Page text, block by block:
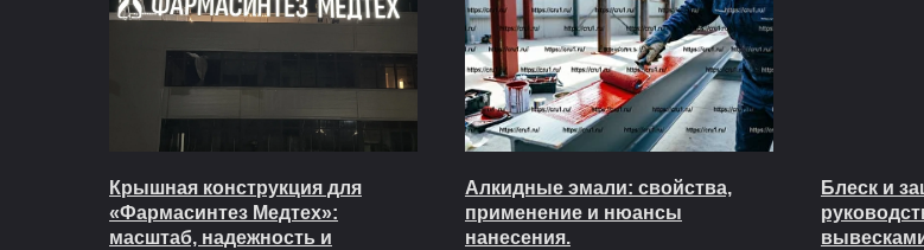
Крышная конструкция для
«Фармасинтез Медтех»:
масштаб, надежность и
Алкидные эмали: свойства,
применение и нюансы
нанесения.
Блеск и